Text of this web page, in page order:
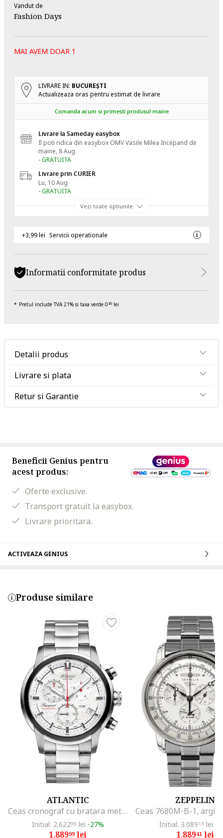
Vandut de
Fashion Days
MAI AVEM DOAR 1
LIVRARE IN: BUCUREŞTI
Actualizeaza oras pentru estimat de livrare
Comanda acum si primesti produsul maine
Livrare la Sameday easybox
Il poti ridica din easybox OMV Vasile Milea Incepand de
maine, 8 Aug
- GRATUITA
Livrare prin CURIER
Lu, 10 Aug
- GRATUITA
Vezi toate optiunile
+3,99 lei Servicii operationale
Informatii conformitate produs
Pretul include TVA 21% si taxa verde 030 lei
Detalii produs
Livrare si plata
Retur si Garantie
Beneficii Genius pentru
acest produs:
Oferte exclusive.
Transport gratuit la easybox.
Livrare prioritara.
ACTIVEAZA GENIUS
Produse similare
ATLANTIC
Ceas cronograf cu bratara metalica, Argintiu
Initial: 2.62299 lei -27%
1.88999lei
ZEPPELIN
Initial: 3.08913 lei
1.88941 lei